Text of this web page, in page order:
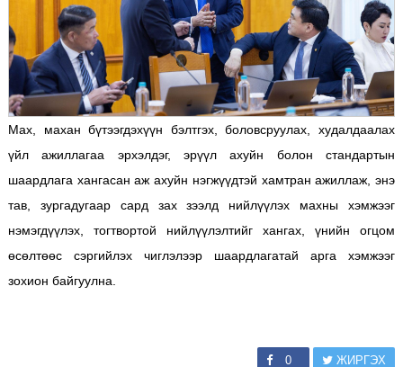
Max, махан бүтээгдэхүүн бэлтгэх, боловсруулах, худалдаалах
үйл ажиллагаа эрхэлдэг, эрүүл ахуйн болон стандартын
шаардлага хангасан аж ахуйн нэгжүүдтэй хамтран ажиллаж, энэ
тав, зургадугаар сард зах зээлд нийлүүлэх махны хэмжээг
нэмэгдүүлэх, тогтвортой нийлүүлэлтийг хангах, үнийн огцом
өсөлтөөс сэргийлэх чиглэлээр шаардлагатай арга хэмжээг
зохион байгуулна.
0 ЖИРГЭХ